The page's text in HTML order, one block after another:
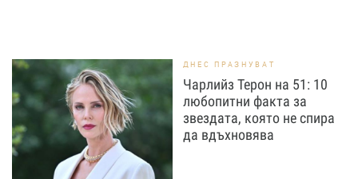
ДНЕС ПРАЗНУВАТ
Чарлийз Терон на 51: 10
любопитни факта за
звездата, която не спира
да вдъхновява